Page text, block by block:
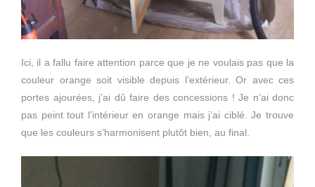
Ici, il a fallu faire attention parce que je ne voulais pas que la
couleur orange soit visible depuis l’extérieur. Or avec ces
portes ajourées, j’ai dû faire des concessions ! Je n’ai donc
pas peint tout l’intérieur en orange mais j’ai ciblé. Je trouve
que les couleurs s’harmonisent plutôt bien, au final.